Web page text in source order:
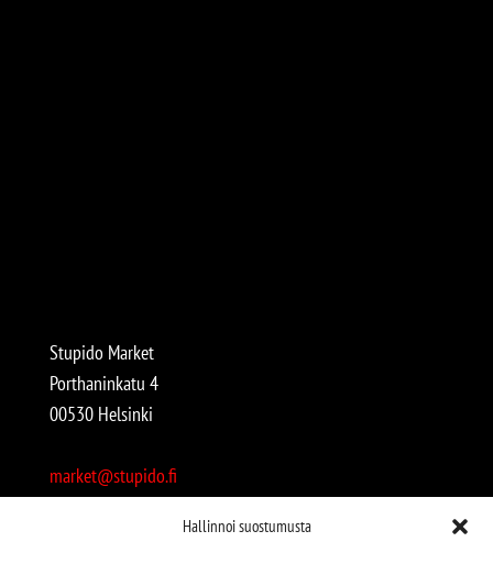
Hallinnoi suostumusta
Stupido Market
Porthaninkatu 4
00530 Helsinki
market@stupido.fi